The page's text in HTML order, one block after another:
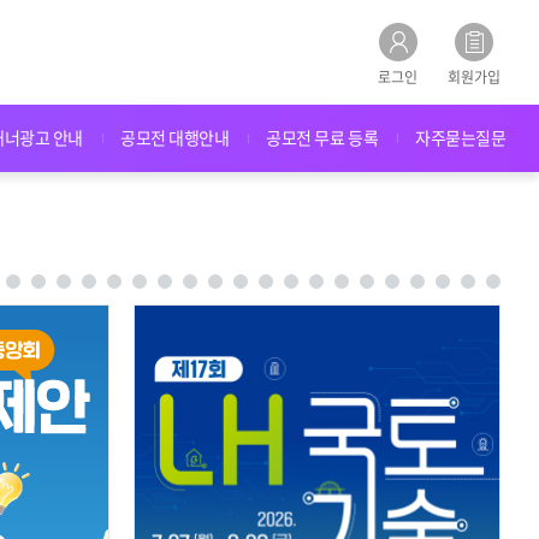
로그인 회원가입
광고 안내 공모전 대행안내 공모전 무료 등록 자주묻는질문